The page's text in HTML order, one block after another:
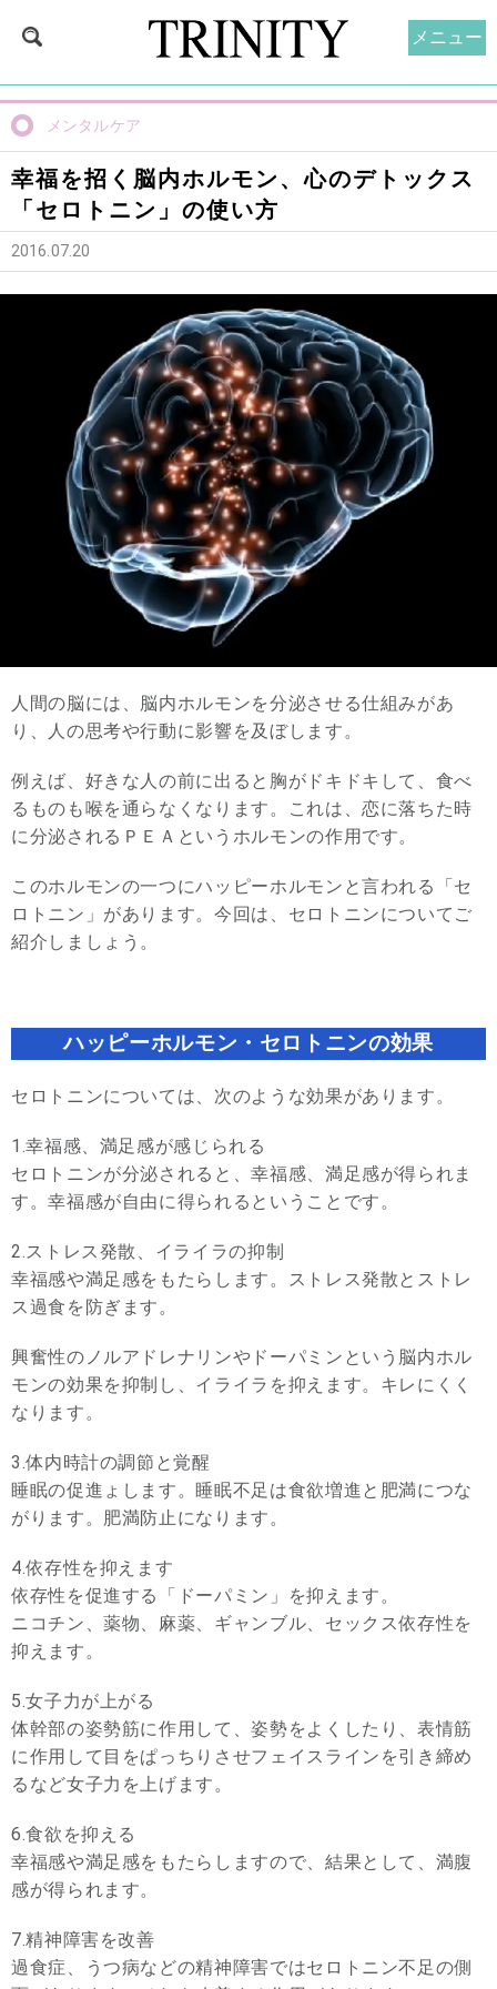
メンタルケア
幸福を招く脳内ホルモン、心のデトックス
「セロトニン」の使い方
2016.07.20
人間の脳には、脳内ホルモンを分泌させる仕組みがあ
り、人の思考や行動に影響を及ぼします。
例えば、好きな人の前に出ると胸がドキドキして、食べ
るものも喉を通らなくなります。これは、恋に落ちた時
に分泌されるＰＥＡというホルモンの作用です。
このホルモンの一つにハッピーホルモンと言われる「セ
ロトニン」があります。今回は、セロトニンについてご
紹介しましょう。
ハッピーホルモン・セロトニンの効果
セロトニンについては、次のような効果があります。
1.幸福感、満足感が感じられる
セロトニンが分泌されると、幸福感、満足感が得られま
す。幸福感が自由に得られるということです。
2.ストレス発散、イライラの抑制
幸福感や満足感をもたらします。ストレス発散とストレ
ス過食を防ぎます。
興奮性のノルアドレナリンやドーパミンという脳内ホル
モンの効果を抑制し、イライラを抑えます。キレにくく
なります。
3.体内時計の調節と覚醒
睡眠の促進ょします。睡眠不足は食欲増進と肥満につな
がります。肥満防止になります。
4.依存性を抑えます
依存性を促進する「ドーパミン」を抑えます。
ニコチン、薬物、麻薬、ギャンブル、セックス依存性を
抑えます。
5.女子力が上がる
体幹部の姿勢筋に作用して、姿勢をよくしたり、表情筋
に作用して目をぱっちりさせフェイスラインを引き締め
るなど女子力を上げます。
6.食欲を抑える
幸福感や満足感をもたらしますので、結果として、満腹
感が得られます。
7.精神障害を改善
過食症、うつ病などの精神障害ではセロトニン不足の側
メニュー